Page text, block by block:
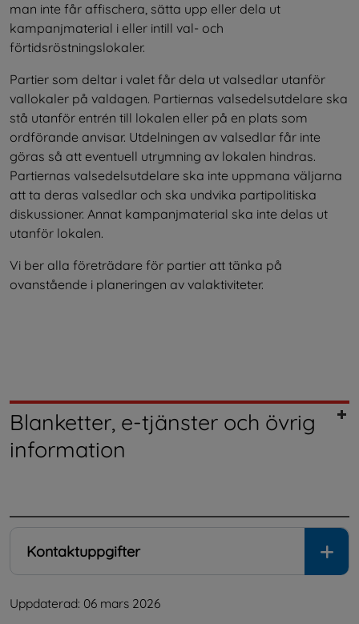
man inte får affischera, sätta upp eller dela ut
kampanjmaterial i eller intill val- och
förtidsröstningslokaler.
Partier som deltar i valet får dela ut valsedlar utanför
vallokaler på valdagen. Partiernas valsedelsutdelare ska
stå utanför entrén till lokalen eller på en plats som
ordförande anvisar. Utdelningen av valsedlar får inte
göras så att eventuell utrymning av lokalen hindras.
Partiernas valsedelsutdelare ska inte uppmana väljarna
att ta deras valsedlar och ska undvika partipolitiska
diskussioner. Annat kampanjmaterial ska inte delas ut
utanför lokalen.
Vi ber alla företrädare för partier att tänka på
ovanstående i planeringen av valaktiviteter.
Blanketter, e-tjänster och övrig
information
Kontaktuppgifter
Uppdaterad: 06 mars 2026